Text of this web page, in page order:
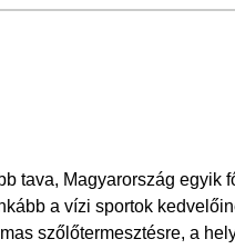
tava, Magyarország
a vízi sportok
szőlőtermesztésre, a